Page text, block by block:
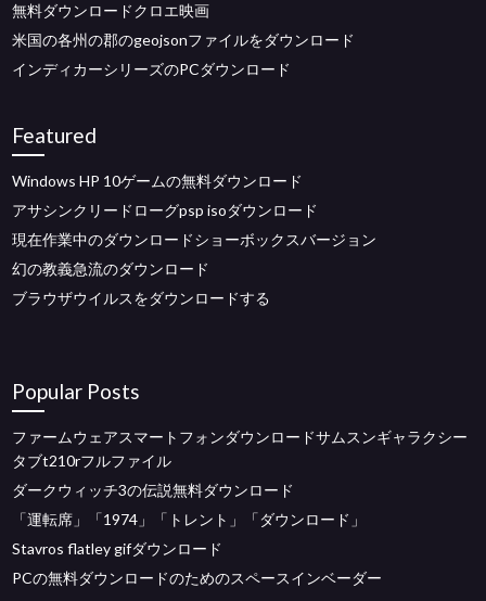
無料ダウンロードクロエ映画
米国の各州の郡のgeojsonファイルをダウンロード
インディカーシリーズのPCダウンロード
Featured
Windows HP 10ゲームの無料ダウンロード
アサシンクリードローグpsp isoダウンロード
現在作業中のダウンロードショーボックスバージョン
幻の教義急流のダウンロード
ブラウザウイルスをダウンロードする
Popular Posts
ファームウェアスマートフォンダウンロードサムスンギャラクシー
タブt210rフルファイル
ダークウィッチ3の伝説無料ダウンロード
「運転席」「1974」「トレント」「ダウンロード」
Stavros flatley gifダウンロード
PCの無料ダウンロードのためのスペースインベーダー